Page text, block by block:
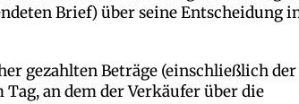
Brief) über seine Entscheidung
gezahlten Beträge (einschließlich
an dem der Verkäufer über die